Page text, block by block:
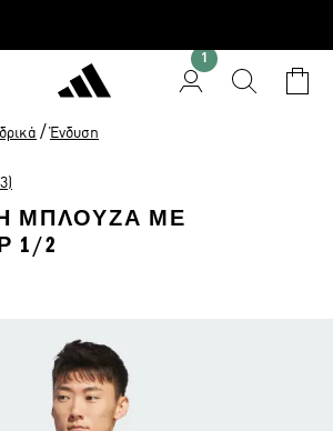
/ Ένδυση
ΜΠΛΟΎΖΑ ΜΕ
1/2